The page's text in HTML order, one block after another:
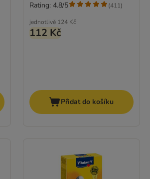
jednotlivě 124 Kč
112 Kč
Rating: 4.8/5 (411)
Přidat do košíku